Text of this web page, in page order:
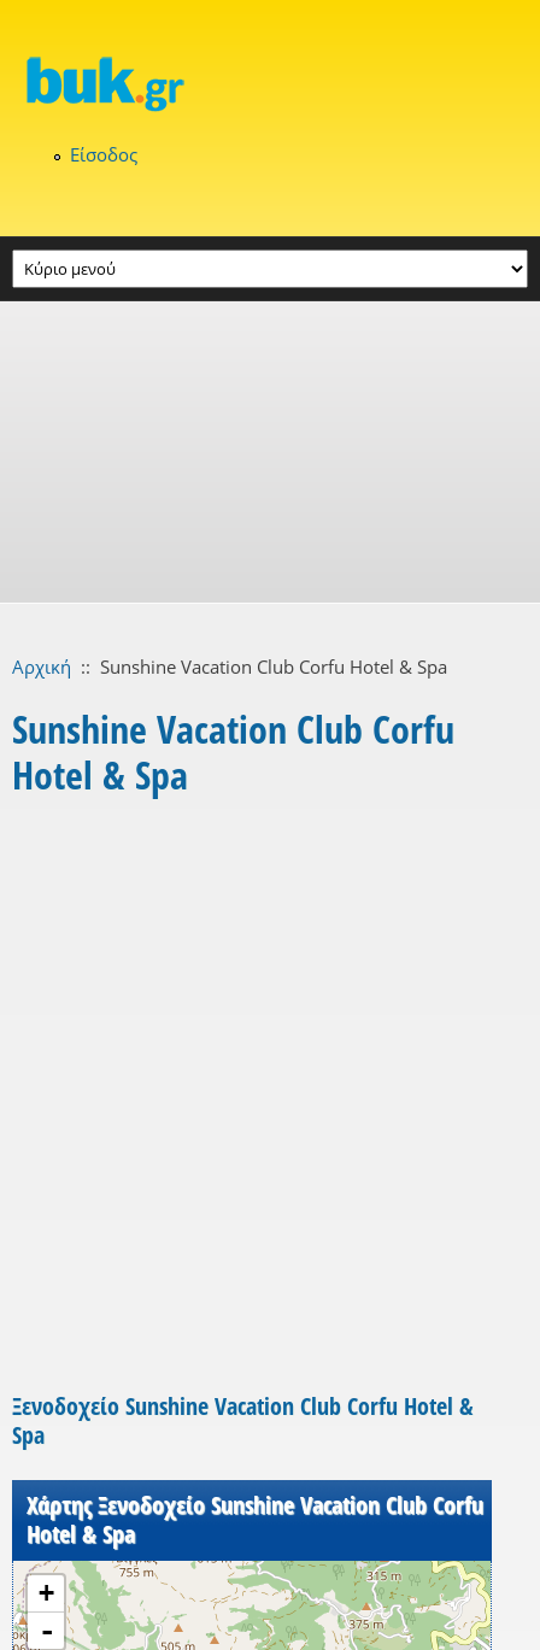
Είσοδος
Αρχική :: Sunshine Vacation Club Corfu Hotel & Spa
Sunshine Vacation Club Corfu
Hotel & Spa
Ξενοδοχείο Sunshine Vacation Club Corfu Hotel &
Spa
Χάρτης Ξενοδοχείο Sunshine Vacation Club Corfu
Hotel & Spa
+
-